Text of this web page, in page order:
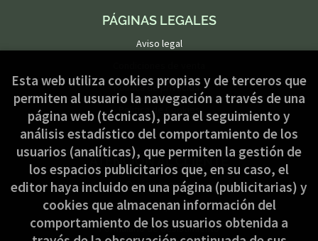
PÁGINAS LEGALES
Aviso legal
Política de privacidad
Política de Cookies
ATENCIÓN AL CLIENTE
Quiénes somos
Pedidos especiales
Formulario de desistimiento
Esta web utiliza cookies propias y de terceros que
permiten al usuario la navegación a través de una
página web (técnicas), para el seguimiento y
análisis estadístico del comportamiento de los
usuarios (analíticas), que permiten la gestión de
los espacios publicitarios que, en su caso, el
editor haya incluido en una página (publicitarias) y
cookies que almacenan información del
comportamiento de los usuarios obtenida a